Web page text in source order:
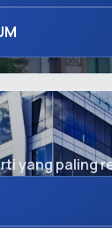
yang paling